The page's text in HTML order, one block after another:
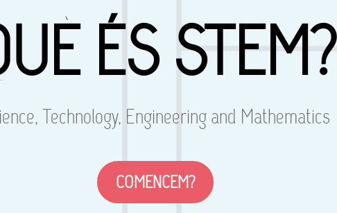
ÉS STEM?
Technology, Engineering and Mathematics
COMENCEM?